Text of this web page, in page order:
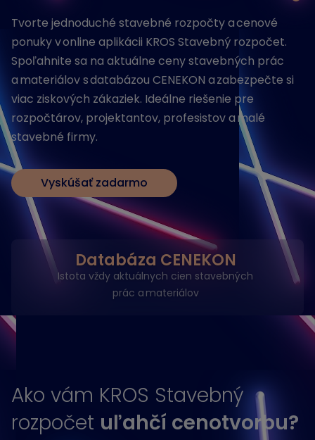
Tvorte jednoduché stavebné rozpočty a cenové
ponuky v online aplikácii KROS Stavebný rozpočet.
Spoľahnite sa na aktuálne ceny stavebných prác
a materiálov s databázou CENEKON a zabezpečte si
viac ziskových zákaziek. Ideálne riešenie pre
rozpočtárov, projektantov, profesistov a malé
stavebné firmy.
Vyskúšať zadarmo
Databáza CENEKON
Istota vždy aktuálnych cien stavebných
prác a materiálov
Ako vám KROS Stavebný
rozpočet uľahčí cenotvorbu?